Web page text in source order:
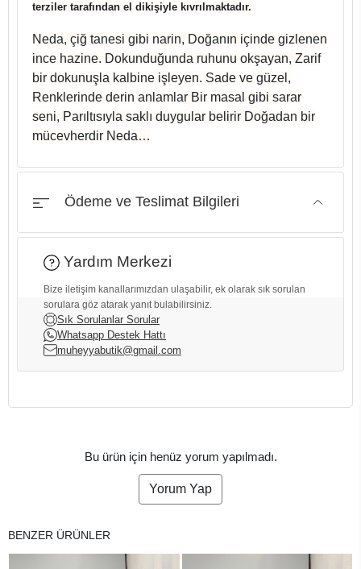
terziler tarafından el dikişiyle kıvrılmaktadır.
Neda, çiğ tanesi gibi narin, Doğanın içinde gizlenen
ince hazine. Dokunduğunda ruhunu okşayan, Zarif
bir dokunuşla kalbine işleyen. Sade ve güzel,
Renklerinde derin anlamlar Bir masal gibi sarar
seni, Parıltısıyla saklı duygular belirir Doğadan bir
mücevherdir Neda…
Ödeme ve Teslimat Bilgileri
Yardım Merkezi
Bize iletişim kanallarımızdan ulaşabilir, ek olarak sık sorulan
sorulara göz atarak yanıt bulabilirsiniz.
Sık Sorulanlar Sorular
Whatsapp Destek Hattı
muheyyabutik@gmail.com
Bu ürün için henüz yorum yapılmadı.
Yorum Yap
BENZER ÜRÜNLER